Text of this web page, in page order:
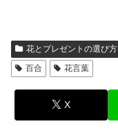
花とプレゼントの選び方
百合
花言葉
X